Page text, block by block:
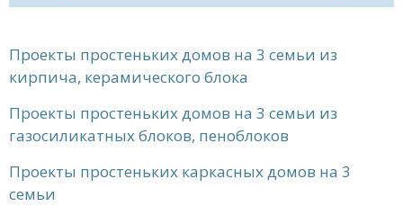
Проекты простеньких домов на 3 семьи из
кирпича, керамического блока
Проекты простеньких домов на 3 семьи из
газосиликатных блоков, пеноблоков
Проекты простеньких каркасных домов на 3
семьи